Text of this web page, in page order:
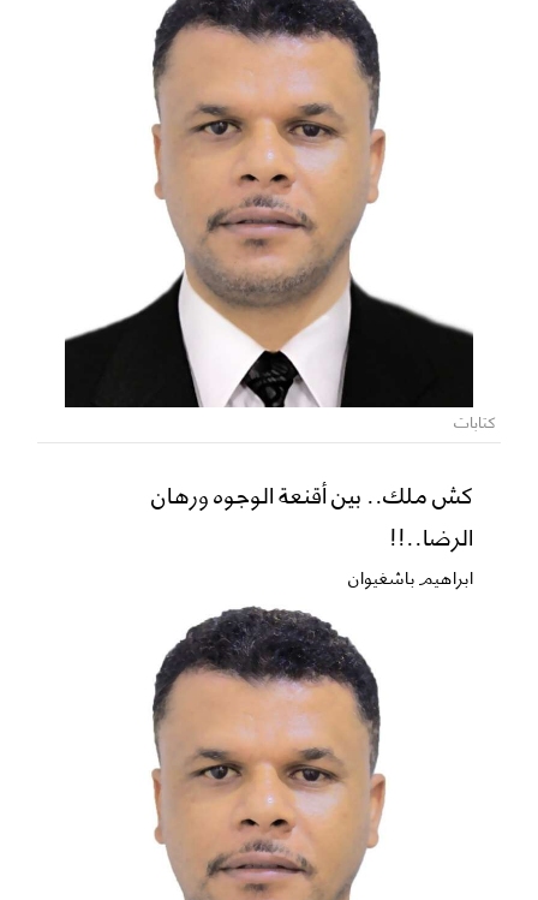
كتابات
كش ملك.. بين أقنعة الوجوه ورهان
الرضا..!!
ابراهيم باشغيوان